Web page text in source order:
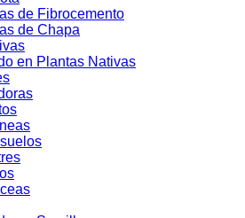
de Fibrocemento
de Chapa
en Plantas Nativas